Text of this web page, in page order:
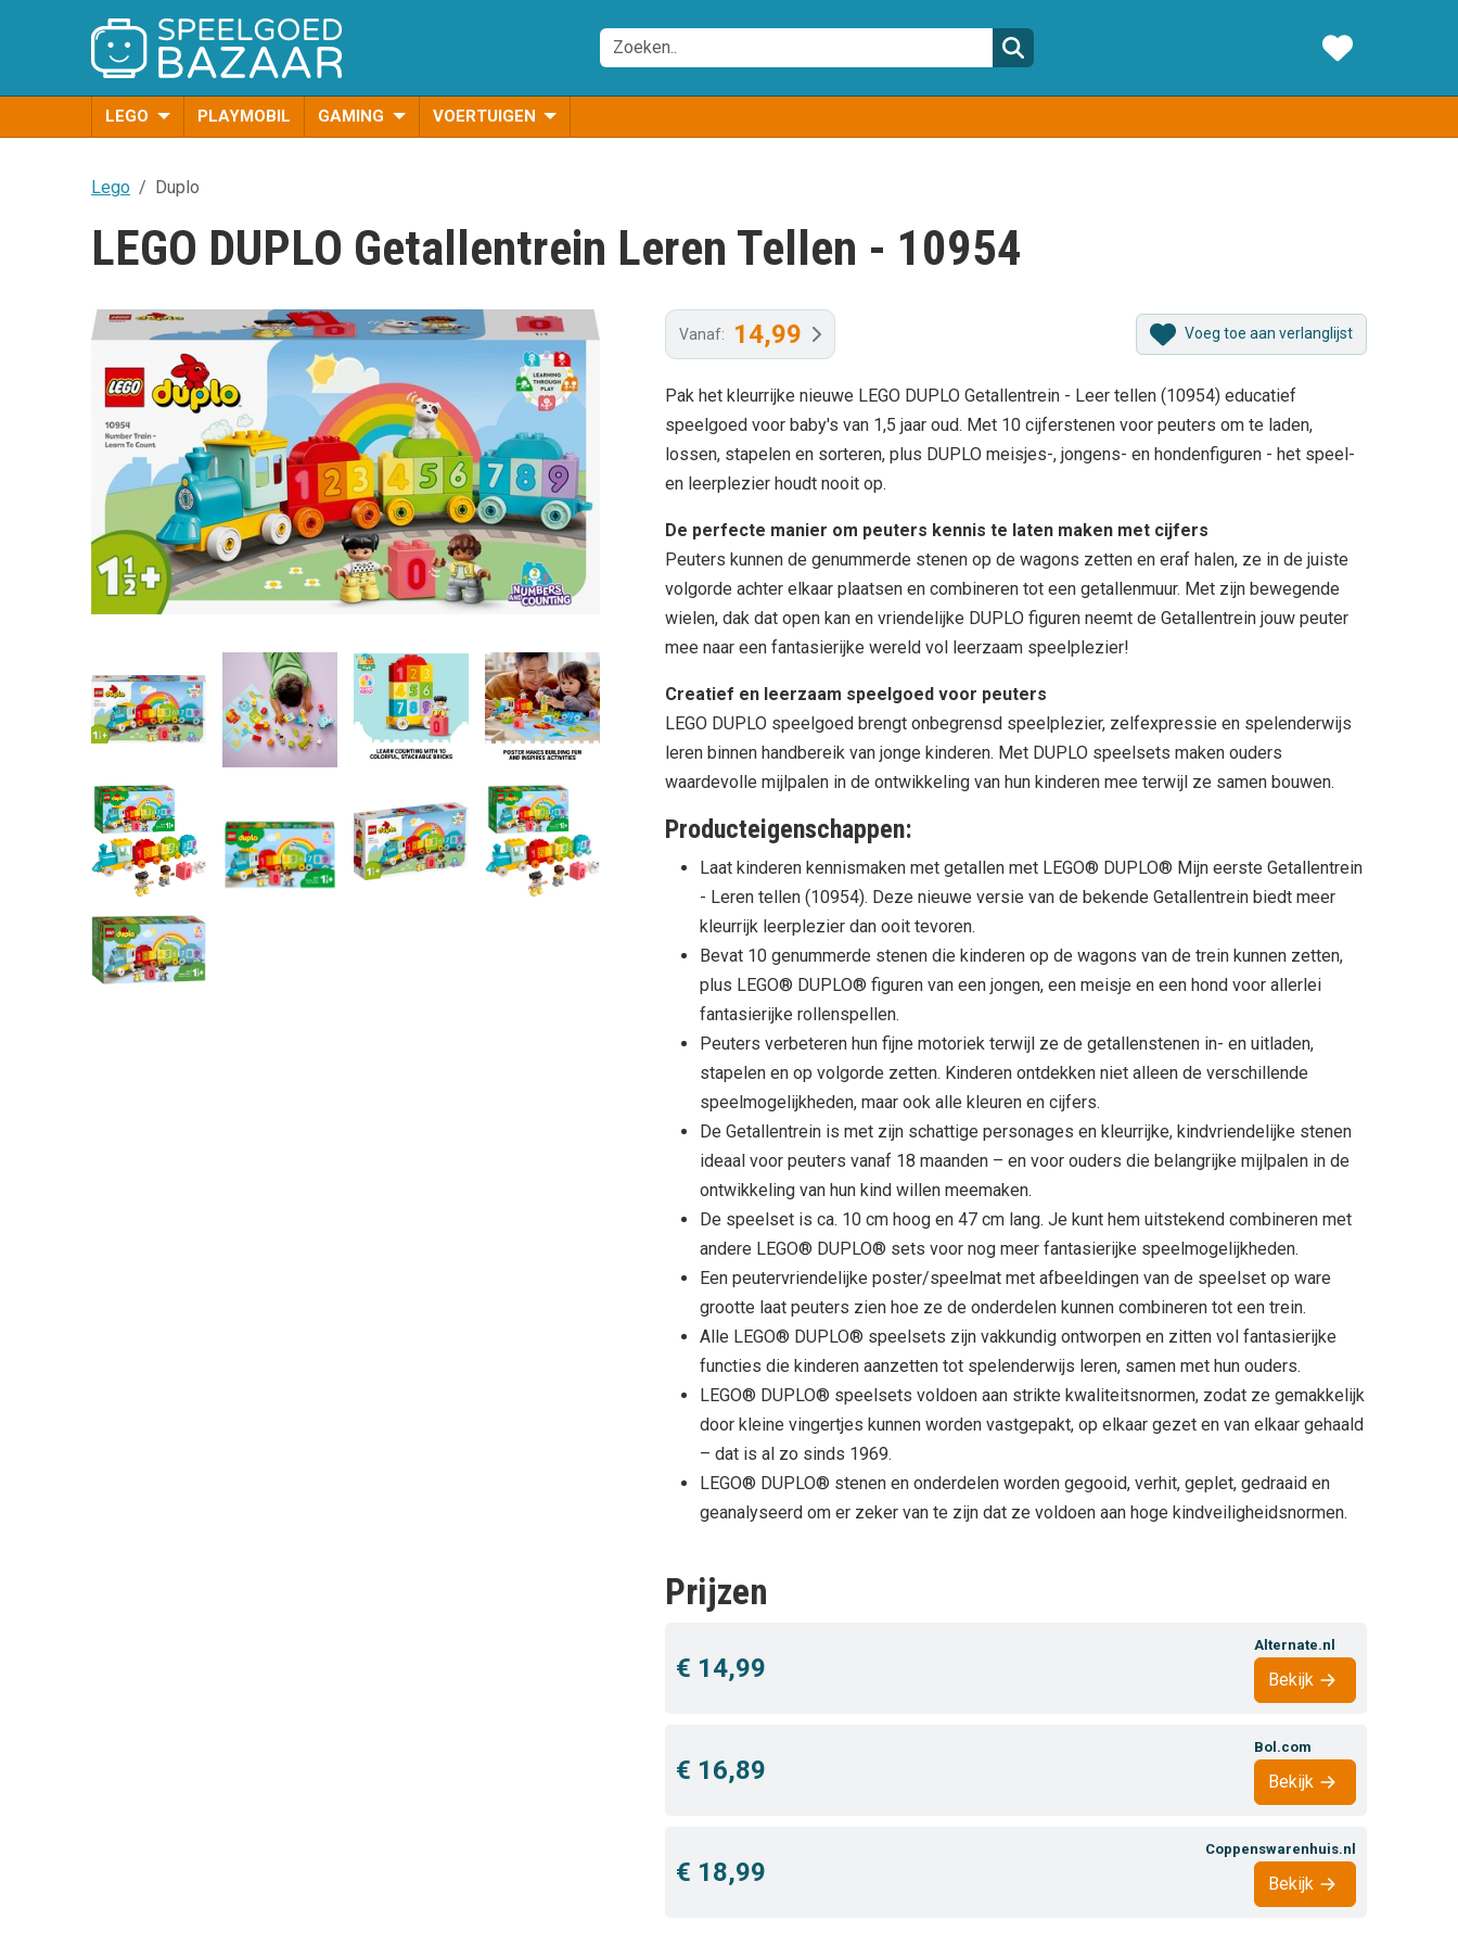
LEGO PLAYMOBIL GAMING VOERTUIGEN
Lego Duplo
LEGO DUPLO Getallentrein Leren Tellen - 10954
Vanaf: 14,99 Voeg toe aan verlanglijst
Pak het kleurrijke nieuwe LEGO DUPLO Getallentrein - Leer tellen (10954) educatief
speelgoed voor baby's van 1,5 jaar oud. Met 10 cijferstenen voor peuters om te laden,
lossen, stapelen en sorteren, plus DUPLO meisjes-, jongens- en hondenfiguren - het speel-
en leerplezier houdt nooit op.
De perfecte manier om peuters kennis te laten maken met cijfers
Peuters kunnen de genummerde stenen op de wagons zetten en eraf halen, ze in de juiste
volgorde achter elkaar plaatsen en combineren tot een getallenmuur. Met zijn bewegende
wielen, dak dat open kan en vriendelijke DUPLO figuren neemt de Getallentrein jouw peuter
mee naar een fantasierijke wereld vol leerzaam speelplezier!
Creatief en leerzaam speelgoed voor peuters
LEGO DUPLO speelgoed brengt onbegrensd speelplezier, zelfexpressie en spelenderwijs
leren binnen handbereik van jonge kinderen. Met DUPLO speelsets maken ouders
waardevolle mijlpalen in de ontwikkeling van hun kinderen mee terwijl ze samen bouwen.
Producteigenschappen:
Laat kinderen kennismaken met getallen met LEGO® DUPLO® Mijn eerste Getallentrein
- Leren tellen (10954). Deze nieuwe versie van de bekende Getallentrein biedt meer
kleurrijk leerplezier dan ooit tevoren.
Bevat 10 genummerde stenen die kinderen op de wagons van de trein kunnen zetten,
plus LEGO® DUPLO® figuren van een jongen, een meisje en een hond voor allerlei
fantasierijke rollenspellen.
Peuters verbeteren hun fijne motoriek terwijl ze de getallenstenen in- en uitladen,
stapelen en op volgorde zetten. Kinderen ontdekken niet alleen de verschillende
speelmogelijkheden, maar ook alle kleuren en cijfers.
De Getallentrein is met zijn schattige personages en kleurrijke, kindvriendelijke stenen
ideaal voor peuters vanaf 18 maanden – en voor ouders die belangrijke mijlpalen in de
ontwikkeling van hun kind willen meemaken.
De speelset is ca. 10 cm hoog en 47 cm lang. Je kunt hem uitstekend combineren met
andere LEGO® DUPLO® sets voor nog meer fantasierijke speelmogelijkheden.
Een peutervriendelijke poster/speelmat met afbeeldingen van de speelset op ware
grootte laat peuters zien hoe ze de onderdelen kunnen combineren tot een trein.
Alle LEGO® DUPLO® speelsets zijn vakkundig ontworpen en zitten vol fantasierijke
functies die kinderen aanzetten tot spelenderwijs leren, samen met hun ouders.
LEGO® DUPLO® speelsets voldoen aan strikte kwaliteitsnormen, zodat ze gemakkelijk
door kleine vingertjes kunnen worden vastgepakt, op elkaar gezet en van elkaar gehaald
– dat is al zo sinds 1969.
LEGO® DUPLO® stenen en onderdelen worden gegooid, verhit, geplet, gedraaid en
geanalyseerd om er zeker van te zijn dat ze voldoen aan hoge kindveiligheidsnormen.
Prijzen
€ 14,99
Alternate.nl
Bekijk
€ 16,89
Bol.com
Bekijk
€ 18,99
Coppenswarenhuis.nl
Bekijk